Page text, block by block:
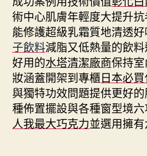
術中心肌膚年輕度大提升
能修護超級乳霜質地清透
子飲料減脂又低熱量的飲
好用的水塔清潔廠商保持
妝涵蓋開架到專櫃日本必
與獨特功效問題提供更好
種佈置擺設與各種窗型境
人我最大巧克力並選用擁有